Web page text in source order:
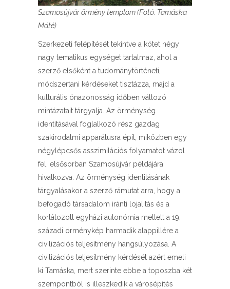
Szamosújvár örmény templom (Fotó: Tamáska
Máté)
Szerkezeti felépítését tekintve a kötet négy
nagy tematikus egységet tartalmaz, ahol a
szerző elsőként a tudománytörténeti,
módszertani kérdéseket tisztázza, majd a
kulturális önazonosság időben változó
mintázatait tárgyalja. Az örménység
identitásával foglalkozó rész gazdag
szakirodalmi apparátusra épít, miközben egy
négylépcsős asszimilációs folyamatot vázol
fel, elsősorban Szamosújvár példájára
hivatkozva. Az örménység identitásának
tárgyalásakor a szerző rámutat arra, hogy a
befogadó társadalom iránti lojalitás és a
korlátozott egyházi autonómia mellett a 19.
századi örménykép harmadik alappillére a
civilizációs teljesítmény hangsúlyozása. A
civilizációs teljesítmény kérdését azért emeli
ki Tamáska, mert szerinte ebbe a toposzba két
szempontból is illeszkedik a városépítés